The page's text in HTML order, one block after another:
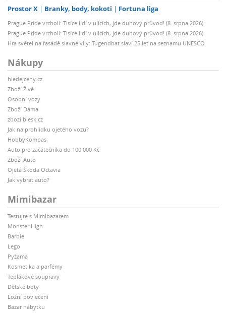
Prostor X Branky, body, kokoti Fortuna liga
Prague Pride vrcholí: Tisíce lidí v ulicích, jde duhový průvod! (8. srpna 2026)
Prague Pride vrcholí: Tisíce lidí v ulicích, jde duhový průvod! (8. srpna 2026)
Hra světel na fasádě slavné vily: Tugendhat slaví 25 let na seznamu UNESCO
Nákupy
hledejceny.cz
Zboží Živě
Osobní vozy
Zboží Dáma
zbozi.blesk.cz
Jak na prohlídku ojetého vozu?
HobbyKompas
Auto pro začátečníka do 100 000 Kč
Zboží Auto
Ojetá Škoda Octavia
Jak vybrat auto?
Mimibazar
Testujte s Mimibazarem
Monster High
Barbie
Lego
Pyžama
Kosmetika a parfémy
Teplákové soupravy
Dětské boty
Ložní povlečení
Bazar nábytku